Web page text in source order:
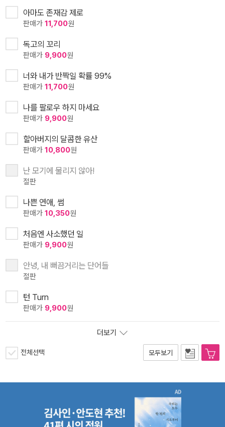
아마도 존재감 제로
판매가 11,700원
독고의 꼬리
판매가 9,900원
너와 내가 반짝일 확률 99%
판매가 11,700원
나를 팔로우 하지 마세요
판매가 9,900원
할아버지의 달콤한 유산
판매가 10,800원
난 모기에 물리지 않아!
절판
나쁜 연애, 썸
판매가 10,350원
처음엔 사소했던 일
판매가 9,900원
안녕, 내 뻐끔거리는 단어들
절판
턴 Turn
판매가 9,900원
더보기
전체선택 모두보기